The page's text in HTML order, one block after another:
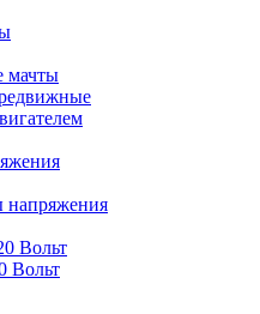
мачты
напряжения
Вольт
Вольт